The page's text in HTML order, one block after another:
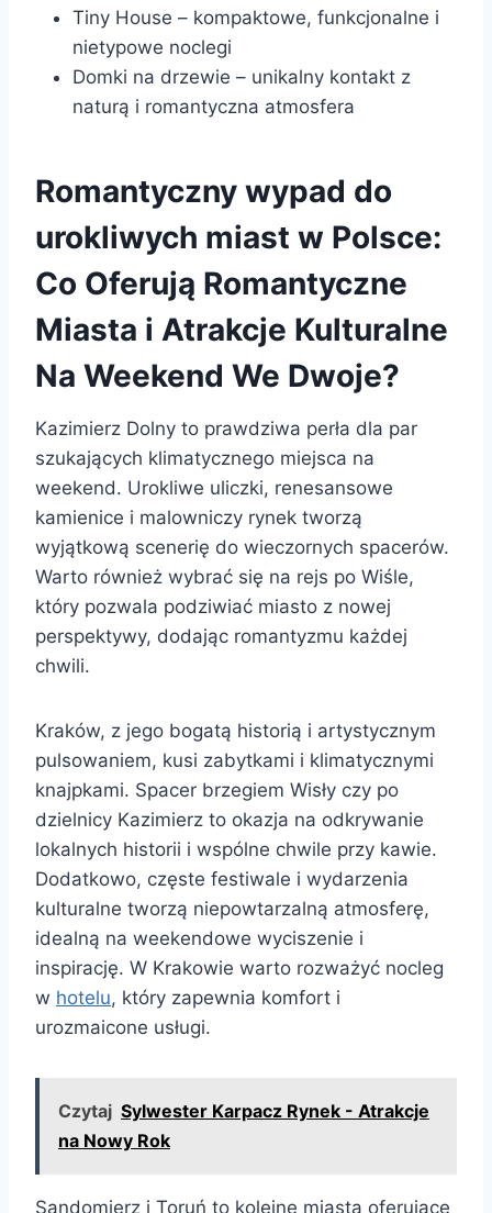
Tiny House – kompaktowe, funkcjonalne i
nietypowe noclegi
Domki na drzewie – unikalny kontakt z
naturą i romantyczna atmosfera
Romantyczny wypad do
urokliwych miast w Polsce:
Co Oferują Romantyczne
Miasta i Atrakcje Kulturalne
Na Weekend We Dwoje?
Kazimierz Dolny to prawdziwa perła dla par
szukających klimatycznego miejsca na
weekend. Urokliwe uliczki, renesansowe
kamienice i malowniczy rynek tworzą
wyjątkową scenerię do wieczornych spacerów.
Warto również wybrać się na rejs po Wiśle,
który pozwala podziwiać miasto z nowej
perspektywy, dodając romantyzmu każdej
chwili.
Kraków, z jego bogatą historią i artystycznym
pulsowaniem, kusi zabytkami i klimatycznymi
knajpkami. Spacer brzegiem Wisły czy po
dzielnicy Kazimierz to okazja na odkrywanie
lokalnych historii i wspólne chwile przy kawie.
Dodatkowo, częste festiwale i wydarzenia
kulturalne tworzą niepowtarzalną atmosferę,
idealną na weekendowe wyciszenie i
inspirację. W Krakowie warto rozważyć nocleg
w hotelu, który zapewnia komfort i
urozmaicone usługi.
Czytaj Sylwester Karpacz Rynek - Atrakcje
na Nowy Rok
Sandomierz i Toruń to kolejne miasta oferujące